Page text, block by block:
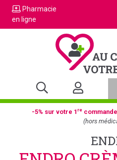
Pharmacie
en ligne
-5% sur votre 1recommande
(hors